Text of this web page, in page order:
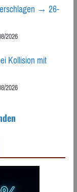
→ 26-
2026
Kollision mit
2026